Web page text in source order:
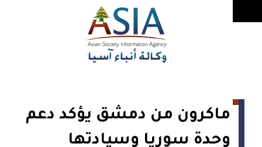
ماكرون من دمشق يؤكد دعم
وحدة سوريا وسيادتها